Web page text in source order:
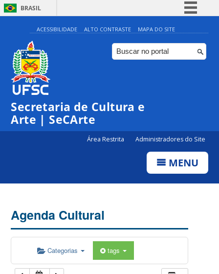
BRASIL
Simplifique!
Comunica BR
Participe
ACESSIBILIDADE ALTO CONTRASTE MAPA DO SITE
Secretaria de Cultura e
Arte | SeCArte
Área Restrita Administradores do Site
MENU
Agenda Cultural
Categorias tags
0:00
1:00
5:00